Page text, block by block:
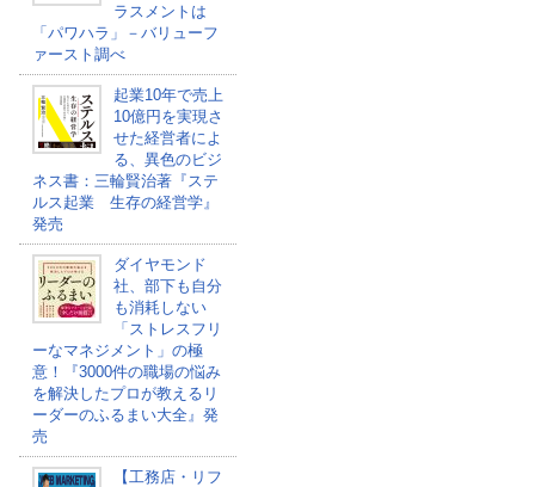
ラスメントは
「パワハラ」－バリューフ
ァースト調べ
起業10年で売上
10億円を実現さ
せた経営者によ
る、異色のビジ
ネス書：三輪賢治著『ステ
ルス起業 生存の経営学』
発売
ダイヤモンド
社、部下も自分
も消耗しない
「ストレスフリ
ーなマネジメント」の極
意！『3000件の職場の悩み
を解決したプロが教えるリ
ーダーのふるまい大全』発
売
【工務店・リフ